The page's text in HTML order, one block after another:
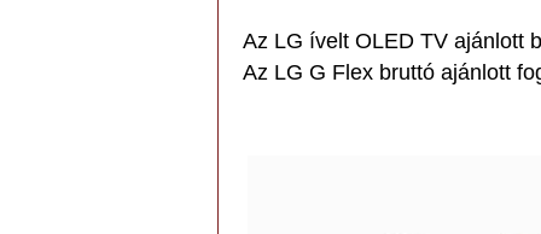
Az LG ívelt OLED TV ajánlott
Az LG G Flex bruttó ajánlott